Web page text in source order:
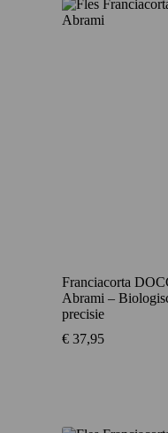
Franciacorta
Abrami –
precisie
€ 37,95